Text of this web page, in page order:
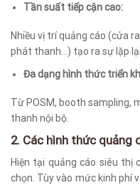
Tần suất tiếp cận cao:
Nhiều vị trí quảng cáo (cửa
phát thanh…) tạo ra sự lặp
Đa dạng hình thức triển
Từ POSM, booth sampling,
thanh nội bộ.
2. Các hình thức quảng
Hiện tại quảng cáo siêu thị
chọn. Tùy vào mức kinh phí